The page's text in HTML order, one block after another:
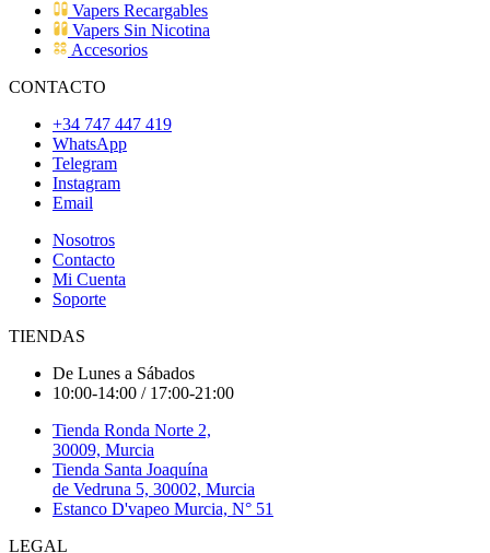
Vapers Recargables
Vapers Sin Nicotina
Accesorios
CONTACTO
+34 747 447 419
WhatsApp
Telegram
Instagram
Email
Nosotros
Contacto
Mi Cuenta
Soporte
TIENDAS
De Lunes a Sábados
10:00-14:00 / 17:00-21:00
Tienda Ronda Norte 2,
30009, Murcia
Tienda Santa Joaquína
de Vedruna 5, 30002, Murcia
Estanco D'vapeo Murcia, N° 51
LEGAL